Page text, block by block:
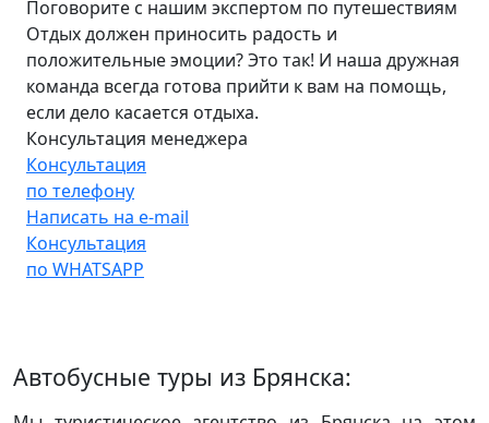
Поговорите с нашим экспертом по путешествиям
Отдых должен приносить радость и
положительные эмоции? Это так! И наша дружная
команда всегда готова прийти к вам на помощь,
если дело касается отдыха.
Консультация менеджера
Консультация
по телефону
Написать на e-mail
Консультация
по WHATSAPP
Автобусные туры из Брянска: